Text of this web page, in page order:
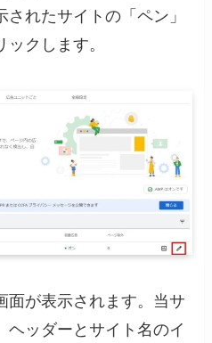
れたサイトの「ペン」
クします。
面が表示されます。当サ
ヘッダーとサイト名のイ